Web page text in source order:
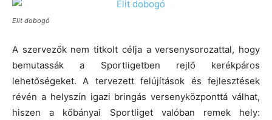
Elit dobogó
A szervezők nem titkolt célja a versenysorozattal, hogy
bemutassák a Sportligetben rejlő kerékpáros
lehetőségeket. A tervezett felújítások és fejlesztések
révén a helyszín igazi bringás versenyközponttá válhat,
hiszen a kőbányai Sportliget valóban remek hely: